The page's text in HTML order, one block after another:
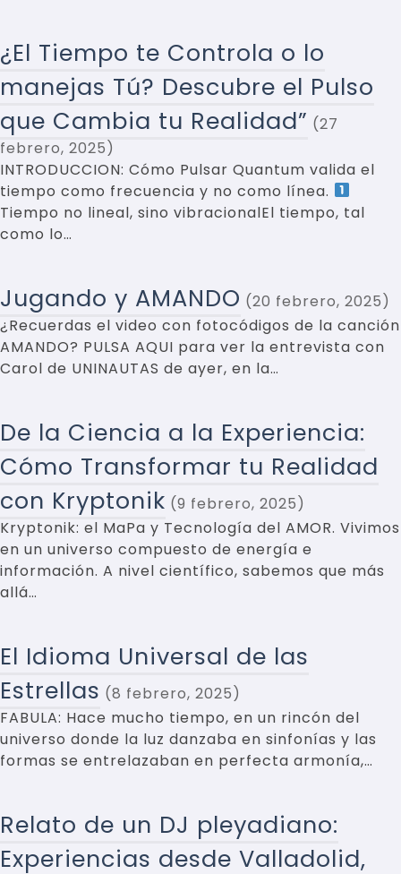
¿El Tiempo te Controla o lo
manejas Tú? Descubre el Pulso
que Cambia tu Realidad”
27
febrero, 2025
INTRODUCCION: Cómo Pulsar Quantum valida el
tiempo como frecuencia y no como línea.
Tiempo no lineal, sino vibracionalEl tiempo, tal
como lo…
Jugando y AMANDO
20 febrero, 2025
¿Recuerdas el video con fotocódigos de la canción
AMANDO? PULSA AQUI para ver la entrevista con
Carol de UNINAUTAS de ayer, en la…
De la Ciencia a la Experiencia:
Cómo Transformar tu Realidad
con Kryptonik
9 febrero, 2025
Kryptonik: el MaPa y Tecnología del AMOR. Vivimos
en un universo compuesto de energía e
información. A nivel científico, sabemos que más
allá…
El Idioma Universal de las
Estrellas
8 febrero, 2025
FABULA: Hace mucho tiempo, en un rincón del
universo donde la luz danzaba en sinfonías y las
formas se entrelazaban en perfecta armonía,…
Relato de un DJ pleyadiano:
Experiencias desde Valladolid,